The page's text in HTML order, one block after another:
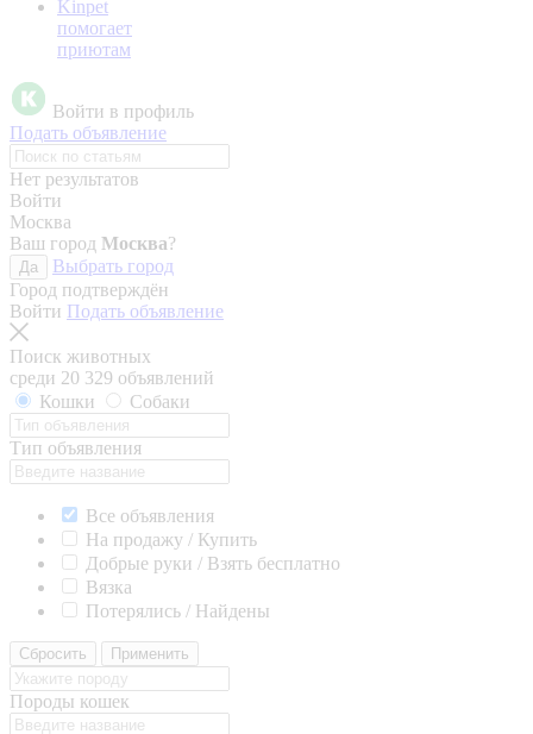
Kinpet
помогает
приютам
Войти в профиль
Подать объявление
Нет результатов
Войти
Москва
Ваш город Москва?
Да
Выбрать город
Город подтверждён
Войти Подать объявление
Поиск животных
среди 20 329 объявлений
Кошки
Собаки
Тип объявления
Все объявления
На продажу / Купить
Добрые руки / Взять бесплатно
Вязка
Потерялись / Найдены
Сбросить Применить
Породы кошек